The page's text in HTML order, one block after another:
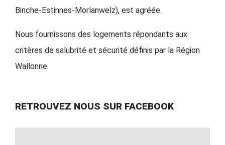
Binche-Estinnes-Morlanwelz), est agréée.
Nous fournissons des logements répondants aux
critères de salubrité et sécurité définis par la Région
Wallonne.
RETROUVEZ NOUS SUR FACEBOOK